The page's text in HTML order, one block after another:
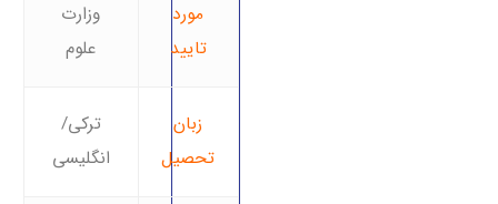
وزارت
علوم
مورد
تایید
ترکی/
انگلیسی
زبان
تحصیل